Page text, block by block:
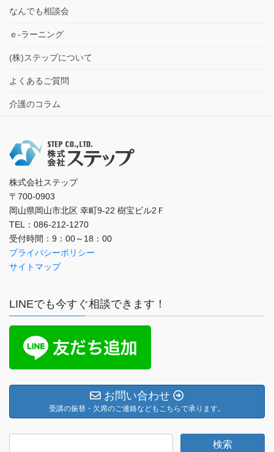
なんでも相談会
ｅ-ラーニング
(株)ステップについて
よくあるご質問
介護のコラム
株式会社ステップ
〒700-0903
岡山県岡山市北区 幸町9-22 樹宝ビル2Ｆ
TEL：086-212-1270
受付時間：9：00～18：00
プライバシーポリシー
サイトマップ
LINEでも今すぐ相談できます！
お問い合わせ
受講の振替・欠席のご連絡などもこちらで承ります。